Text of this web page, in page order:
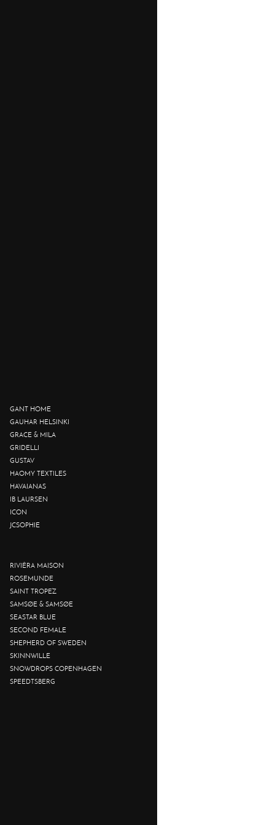
GANT HOME
GAUHAR HELSINKI
GRACE & MILA
GRIDELLI
GUSTAV
HAOMY TEXTILES
HAVAIANAS
IB LAURSEN
ICON
JCSOPHIE
RIVIÈRA MAISON
ROSEMUNDE
SAINT TROPEZ
SAMSØE & SAMSØE
SEASTAR BLUE
SECOND FEMALE
SHEPHERD OF SWEDEN
SKINNWILLE
SNOWDROPS COPENHAGEN
SPEEDTSBERG